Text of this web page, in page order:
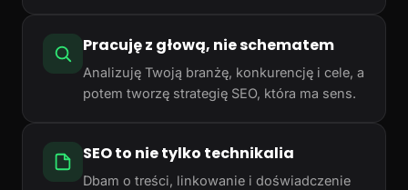
Pracuję z głową, nie schematem
Analizuję Twoją branżę, konkurencję i cele, a
potem tworzę strategię SEO, która ma sens.
SEO to nie tylko technikalia
Dbam o treści, linkowanie i doświadczenie